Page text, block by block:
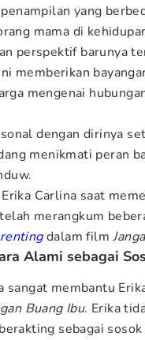
yang
mama di
perspektif barunya
memberikan
mengenai
dengan dirinya
menikmati peran
Carlina saat
telah merangkum
dalam film
Alami sebagai
membantu
Buang Ibu. Erika
sebagai